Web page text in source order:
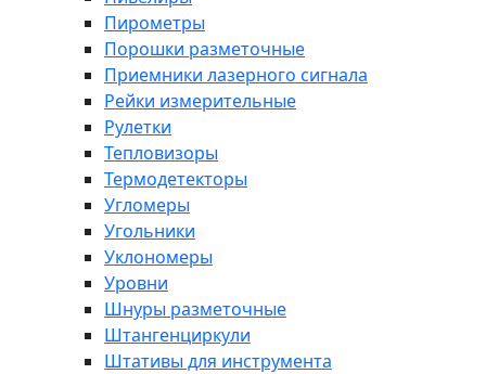
Пирометры
Порошки разметочные
Приемники лазерного сигнала
Рейки измерительные
Рулетки
Тепловизоры
Термодетекторы
Угломеры
Угольники
Уклономеры
Уровни
Шнуры разметочные
Штангенциркули
Штативы для инструмента